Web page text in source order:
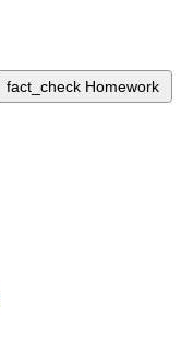
fact_check Homework